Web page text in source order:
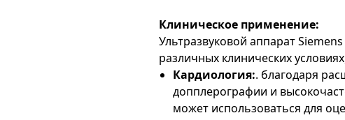
Клиническое применение:
Ультразвуковой аппарат
различных клинических
Кардиология:. благодаря
допплерографии и
может использоваться для